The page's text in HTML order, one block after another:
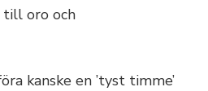
till oro och
kanske en ’tyst timme’